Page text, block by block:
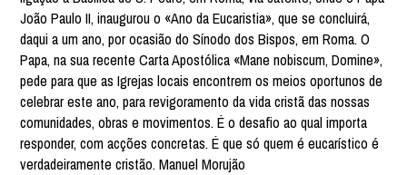
João Paulo II, inaugurou o «Ano da Eucaristia», que se concluirá,
daqui a um ano, por ocasião do Sínodo dos Bispos, em Roma. O
Papa, na sua recente Carta Apostólica «Mane nobiscum, Domine»,
pede para que as Igrejas locais encontrem os meios oportunos de
celebrar este ano, para revigoramento da vida cristã das nossas
comunidades, obras e movimentos. É o desafio ao qual importa
responder, com acções concretas. É que só quem é eucarístico é
verdadeiramente cristão. Manuel Morujão